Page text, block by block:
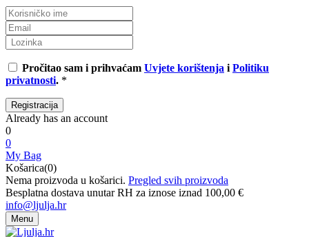
Pročitao sam i prihvaćam Uvjete korištenja i Politiku
privatnosti. *
Already has an account
0
0
My Bag
Košarica(0)
Nema proizvoda u košarici. Pregled svih proizvoda
Besplatna dostava unutar RH za iznose iznad 100,00 €
info@ljulja.hr
Menu